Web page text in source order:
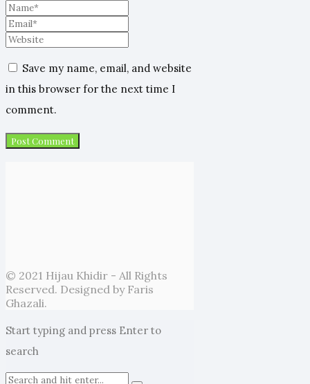
Save my name, email, and website
in this browser for the next time I
comment.
© 2021 Hijau Khidir - All Rights
Reserved. Designed by Faris
Ghazali.
Start typing and press Enter to
search